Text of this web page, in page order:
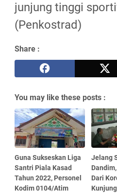
junjung tinggi
(Penkostrad)
Share :
You may like these posts :
Guna Sukseskan Liga
Santri Piala Kasad
Tahun 2022, Personel
Kodim 0104/Atim
Jelang
Dari